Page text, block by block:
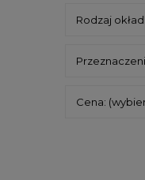
Rodzaj
Cena: